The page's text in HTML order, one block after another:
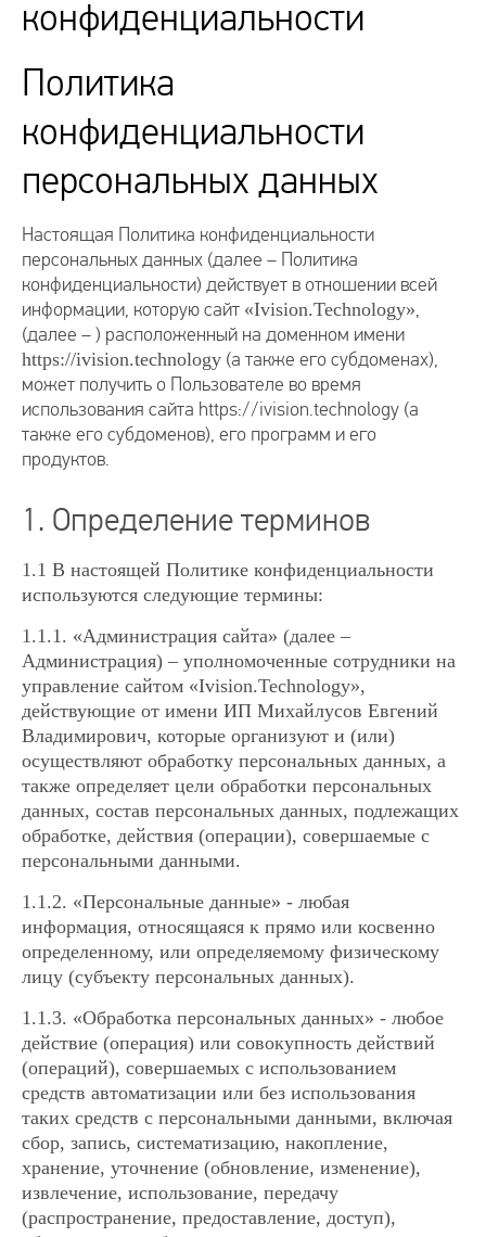
конфиденциальности
Политика
конфиденциальности
персональных данных
Настоящая Политика конфиденциальности
персональных данных (далее – Политика
конфиденциальности) действует в отношении всей
информации, которую сайт «Ivision.Technology»,
(далее – ) расположенный на доменном имени
https://ivision.technology (а также его субдоменах),
может получить о Пользователе во время
использования сайта https://ivision.technology (а
также его субдоменов), его программ и его
продуктов.
1. Определение терминов
1.1 В настоящей Политике конфиденциальности
используются следующие термины:
1.1.1. «Администрация сайта» (далее –
Администрация) – уполномоченные сотрудники на
управление сайтом «Ivision.Technology»,
действующие от имени ИП Михайлусов Евгений
Владимирович, которые организуют и (или)
осуществляют обработку персональных данных, а
также определяет цели обработки персональных
данных, состав персональных данных, подлежащих
обработке, действия (операции), совершаемые с
персональными данными.
1.1.2. «Персональные данные» - любая
информация, относящаяся к прямо или косвенно
определенному, или определяемому физическому
лицу (субъекту персональных данных).
1.1.3. «Обработка персональных данных» - любое
действие (операция) или совокупность действий
(операций), совершаемых с использованием
средств автоматизации или без использования
таких средств с персональными данными, включая
сбор, запись, систематизацию, накопление,
хранение, уточнение (обновление, изменение),
извлечение, использование, передачу
(распространение, предоставление, доступ),